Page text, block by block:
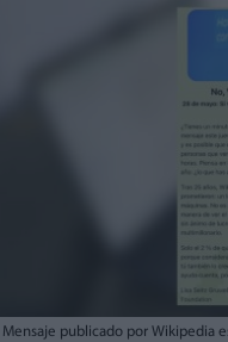
Mensaje publicado por Wikipedia